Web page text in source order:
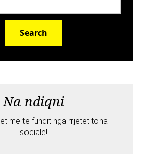
Search
Na ndiqni
më të fundit nga rrjetet tona
sociale!